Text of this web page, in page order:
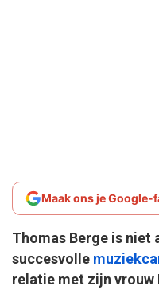
Maak ons je Google-
Thomas Berge is niet
succesvolle
relatie met zijn